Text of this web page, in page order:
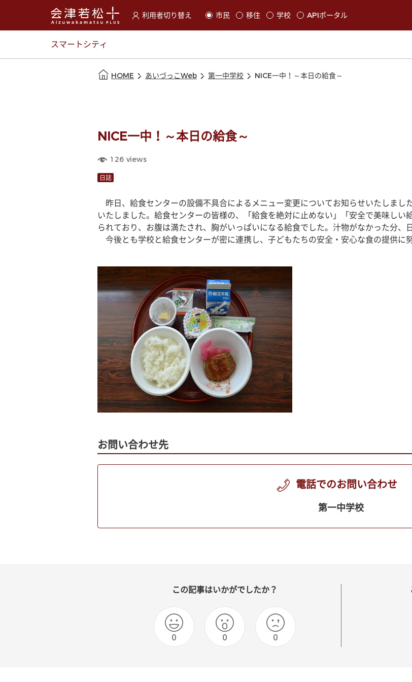
利用者切り替え
選択すると利用者の切替が発生します
市民 移住 学校 APIポータル
スマートシティ
HOME あいづっこWeb 第一中学校 NICE一中！～本日の給食～
NICE一中！～本日の給食～
126 views
日誌
昨日、給食センターの設備不具合によるメニュー変更についてお知らせいたしまし
いたしました。給食センターの皆様の、「給食を絶対に止めない」「安全で美味し
られており、お腹は満たされ、胸がいっぱいになる給食でした。汁物がなかった分、
今後とも学校と給食センターが密に連携し、子どもたちの安全・安心な食の提供に
お問い合わせ先
電話でのお問い合わせ
第一中学校
この記事はいかがでしたか？
0 0 0